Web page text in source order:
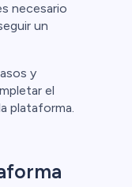
necesario
un
y
el
plataforma.